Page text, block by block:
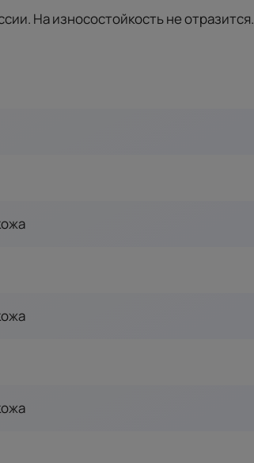
На износостойкость не отразится.